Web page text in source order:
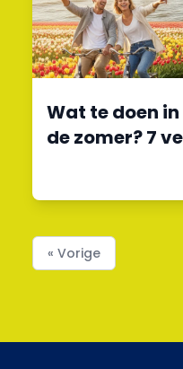
Wat te doen
de zomer? 7
« Vorige